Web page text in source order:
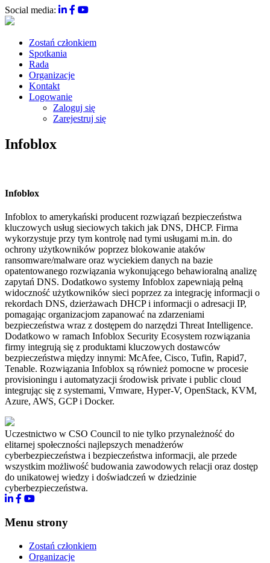
Social media:
Zostań członkiem
Spotkania
Rada
Organizacje
Kontakt
Logowanie
Zaloguj się
Zarejestruj się
Infoblox
Infoblox
Infoblox to amerykański producent rozwiązań bezpieczeństwa
kluczowych usług sieciowych takich jak DNS, DHCP. Firma
wykorzystuje przy tym kontrolę nad tymi usługami m.in. do
ochrony użytkowników poprzez blokowanie ataków
ransomware/malware oraz wyciekiem danych na bazie
opatentowanego rozwiązania wykonującego behawioralną analizę
zapytań DNS. Dodatkowo systemy Infoblox zapewniają pełną
widoczność użytkowników sieci poprzez za integrację informacji o
rekordach DNS, dzierżawach DHCP i informacji o adresacji IP,
pomagając organizacjom zapanować na zdarzeniami
bezpieczeństwa wraz z dostępem do narzędzi Threat Intelligence.
Dodatkowo w ramach Infoblox Security Ecosystem rozwiązania
firmy integrują się z produktami kluczowych dostawców
bezpieczeństwa między innymi: McAfee, Cisco, Tufin, Rapid7,
Tenable. Rozwiązania Infoblox są również pomocne w procesie
provisioningu i automatyzacji środowisk private i public cloud
integrując się z systemami, Vmware, Hyper-V, OpenStack, KVM,
Azure, AWS, GCP i Docker.
Uczestnictwo w CSO Council to nie tylko przynależność do
elitarnej społeczności najlepszych menadżerów
cyberbezpieczeństwa i bezpieczeństwa informacji, ale przede
wszystkim możliwość budowania zawodowych relacji oraz dostęp
do unikatowej wiedzy i doświadczeń w dziedzinie
cyberbezpieczeństwa.
Menu strony
Zostań członkiem
Organizacje